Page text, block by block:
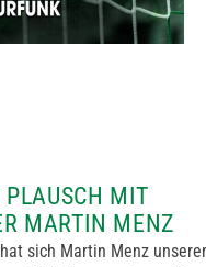
PLAUSCH MIT
MARTIN MENZ
sich Martin Menz